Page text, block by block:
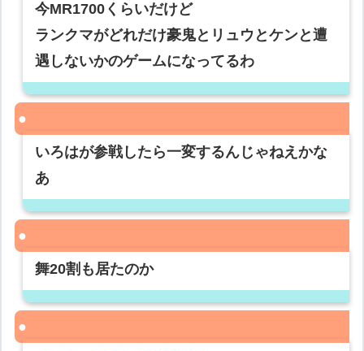
今MR1700くらいだけど
ランクマがどれだけ豪鬼とリュウとケンと遭
遇しないかのゲームになってるわ
いろはが参戦したら一変するんじゃねえかな
あ
舞20割も居たのか